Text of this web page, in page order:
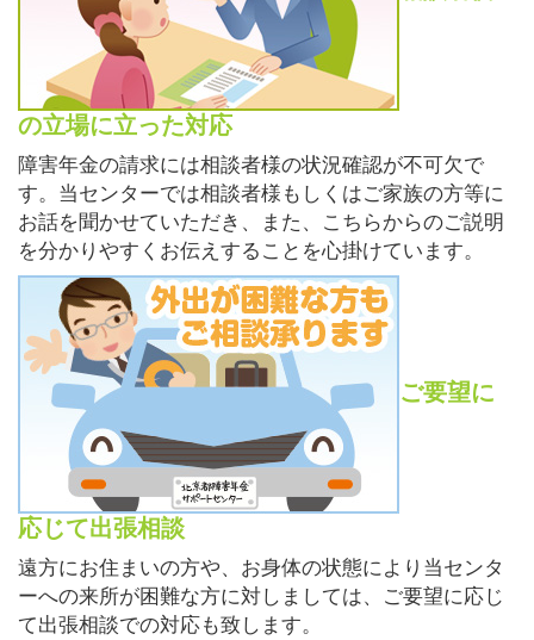
の立場に立った対応
障害年金の請求には相談者様の状況確認が不可欠で
す。当センターでは相談者様もしくはご家族の方等に
お話を聞かせていただき、また、こちらからのご説明
を分かりやすくお伝えすることを心掛けています。
ご要望に
応じて出張相談
遠方にお住まいの方や、お身体の状態により当センタ
ーへの来所が困難な方に対しましては、ご要望に応じ
て出張相談での対応も致します。